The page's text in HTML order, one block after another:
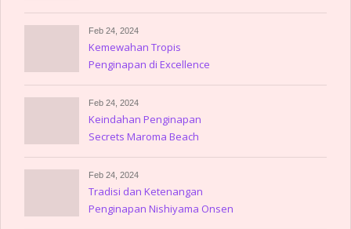
Feb 24, 2024
Kemewahan Tropis
Penginapan di Excellence
Feb 24, 2024
Keindahan Penginapan
Secrets Maroma Beach
Feb 24, 2024
Tradisi dan Ketenangan
Penginapan Nishiyama Onsen